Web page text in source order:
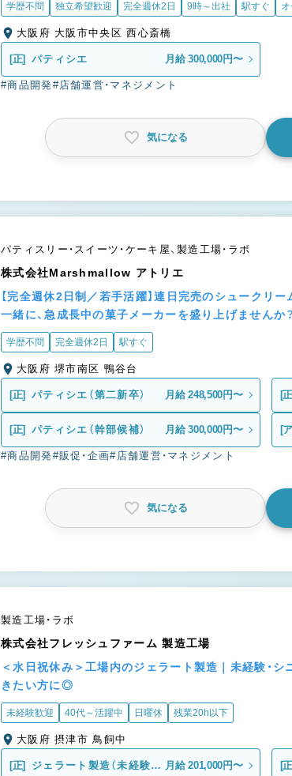
学歴不問 独立希望歓迎 完全週休2日 9時～出社 駅すぐ
大阪府 大阪市中央区 西心斎橋
[正] パティシエ 月給 300,000円〜
#商品開発#店舗運営・マネジメント
気になる
パティスリー・スイーツ・ケーキ屋、製造工場・ラボ
株式会社Marshmallow アトリエ
【完全週休2日制／若手活躍】連日完売のシュークリ
一緒に、急成長中の菓子メーカーを盛り上げませんか？
学歴不問 完全週休2日 駅すぐ
大阪府 堺市南区 鴨谷台
[正] パティシエ（第二新卒） 月給 248,500円〜 [
[正] パティシエ（幹部候補） 月給 300,000円〜 [
#商品開発#販促・企画#店舗運営・マネジメント
気になる
製造工場・ラボ
株式会社フレッシュファーム 製造工場
＜水日祝休み＞工場内のジェラート製造｜未経験・
きたい方に◎
未経験歓迎 40代～活躍中 日曜休 残業20h以下
大阪府 摂津市 鳥飼中
[正]
ジェラート製造（未経験・
月給 201,000円〜 [